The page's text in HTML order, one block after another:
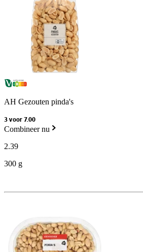
AH Gezouten pinda's
3 voor 7.00
Combineer nu
2.39
300 g